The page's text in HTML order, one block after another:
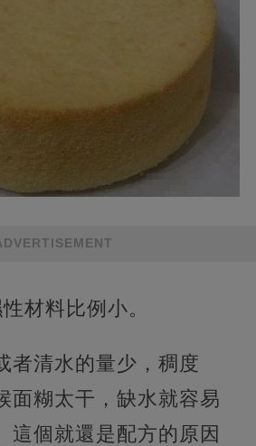
材料比例小。
者清水的量少，稠度
面糊太干，缺水就容易
這個就還是配方的原因